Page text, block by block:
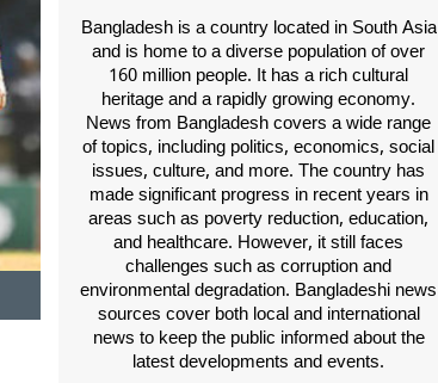
Bangladesh is a country located in South Asia
and is home to a diverse population of over
160 million people. It has a rich cultural
heritage and a rapidly growing economy.
News from Bangladesh covers a wide range
of topics, including politics, economics, social
issues, culture, and more. The country has
made significant progress in recent years in
areas such as poverty reduction, education,
and healthcare. However, it still faces
challenges such as corruption and
environmental degradation. Bangladeshi news
sources cover both local and international
news to keep the public informed about the
latest developments and events.